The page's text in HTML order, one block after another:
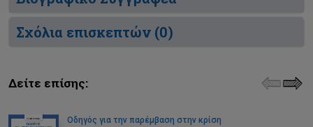
Σχόλια επισκεπτών (0)
Δείτε επίσης:
Οδηγός για την παρέμβαση στην κρίση